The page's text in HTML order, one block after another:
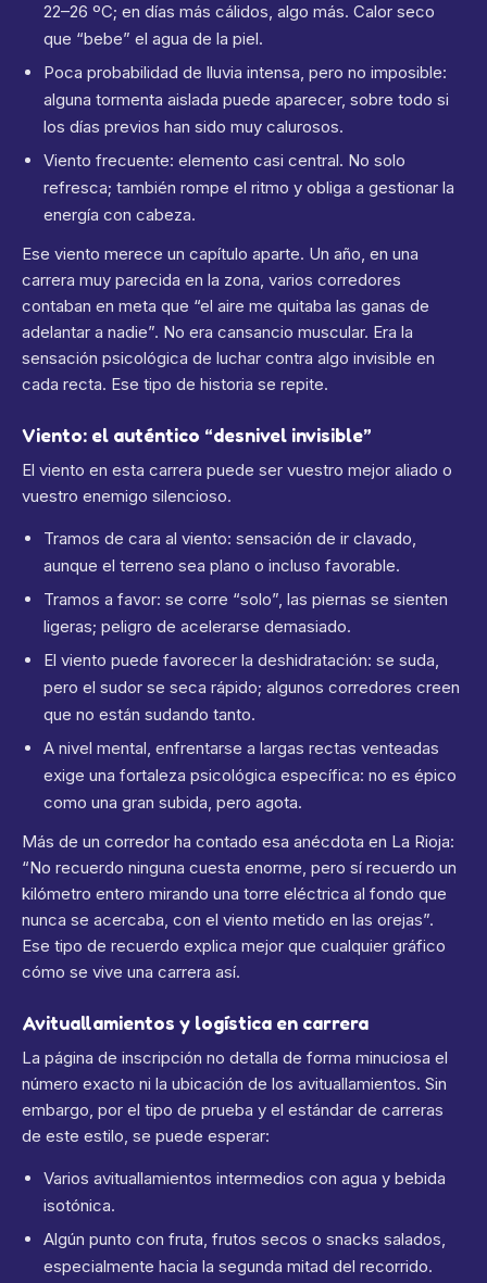
22–26 ºC; en días más cálidos, algo más. Calor seco
que “bebe” el agua de la piel.
Poca probabilidad de lluvia intensa, pero no imposible:
alguna tormenta aislada puede aparecer, sobre todo si
los días previos han sido muy calurosos.
Viento frecuente: elemento casi central. No solo
refresca; también rompe el ritmo y obliga a gestionar la
energía con cabeza.
Ese viento merece un capítulo aparte. Un año, en una
carrera muy parecida en la zona, varios corredores
contaban en meta que “el aire me quitaba las ganas de
adelantar a nadie”. No era cansancio muscular. Era la
sensación psicológica de luchar contra algo invisible en
cada recta. Ese tipo de historia se repite.
Viento: el auténtico “desnivel invisible”
El viento en esta carrera puede ser vuestro mejor aliado o
vuestro enemigo silencioso.
Tramos de cara al viento: sensación de ir clavado,
aunque el terreno sea plano o incluso favorable.
Tramos a favor: se corre “solo”, las piernas se sienten
ligeras; peligro de acelerarse demasiado.
El viento puede favorecer la deshidratación: se suda,
pero el sudor se seca rápido; algunos corredores creen
que no están sudando tanto.
A nivel mental, enfrentarse a largas rectas venteadas
exige una fortaleza psicológica específica: no es épico
como una gran subida, pero agota.
Más de un corredor ha contado esa anécdota en La Rioja:
“No recuerdo ninguna cuesta enorme, pero sí recuerdo un
kilómetro entero mirando una torre eléctrica al fondo que
nunca se acercaba, con el viento metido en las orejas”.
Ese tipo de recuerdo explica mejor que cualquier gráfico
cómo se vive una carrera así.
Avituallamientos y logística en carrera
La página de inscripción no detalla de forma minuciosa el
número exacto ni la ubicación de los avituallamientos. Sin
embargo, por el tipo de prueba y el estándar de carreras
de este estilo, se puede esperar:
Varios avituallamientos intermedios con agua y bebida
isotónica.
Algún punto con fruta, frutos secos o snacks salados,
especialmente hacia la segunda mitad del recorrido.